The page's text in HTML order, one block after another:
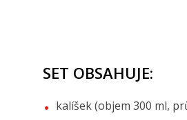
SET OBSAHUJE:
kalíšek (objem 300 ml,